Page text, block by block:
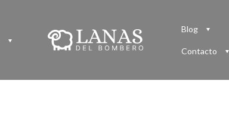
Blog
Contacto